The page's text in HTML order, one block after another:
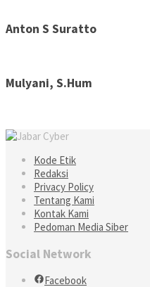
Anton S Suratto
Mulyani, S.Hum
Kode Etik
Redaksi
Privacy Policy
Tentang Kami
Kontak Kami
Pedoman Media Siber
Social Network
Facebook